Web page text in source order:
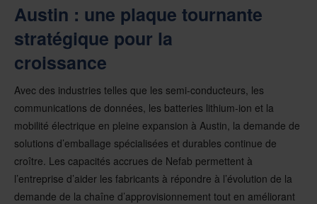
Austin : une plaque tournante
stratégique pour la
croissance
Avec des industries telles que les semi-conducteurs, les
communications de données, les batteries lithium-ion et la
mobilité électrique en pleine expansion à Austin, la demande de
solutions d’emballage spécialisées et durables continue de
croître. Les capacités accrues de Nefab permettent à
l’entreprise d’aider les fabricants à répondre à l’évolution de la
demande de la chaîne d’approvisionnement tout en améliorant